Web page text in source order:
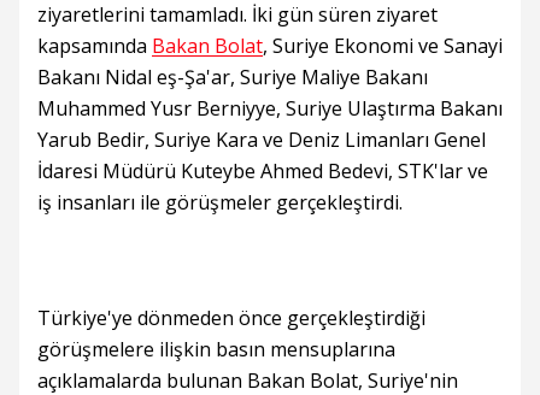
ziyaretlerini tamamladı. İki gün süren ziyaret
kapsamında Bakan Bolat, Suriye Ekonomi ve Sanayi
Bakanı Nidal eş-Şa'ar, Suriye Maliye Bakanı
Muhammed Yusr Berniyye, Suriye Ulaştırma Bakanı
Yarub Bedir, Suriye Kara ve Deniz Limanları Genel
İdaresi Müdürü Kuteybe Ahmed Bedevi, STK'lar ve
iş insanları ile görüşmeler gerçekleştirdi.
Türkiye'ye dönmeden önce gerçekleştirdiği
görüşmelere ilişkin basın mensuplarına
açıklamalarda bulunan Bakan Bolat, Suriye'nin